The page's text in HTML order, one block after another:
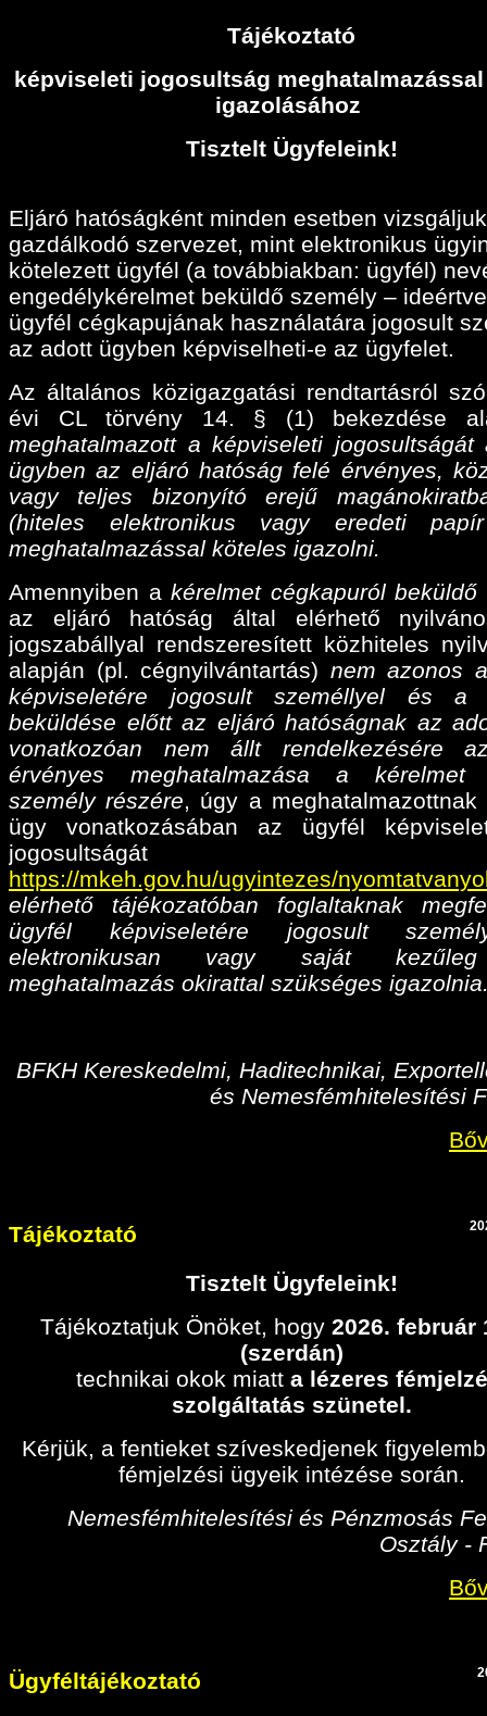
Tájékoztató
képviseleti jogosultság
igazolásához
Tisztelt Ügyfeleink!
Eljáró hatóságként minden esetben
gazdálkodó szervezet, mint elektronikus
kötelezett ügyfél (a továbbiakban: ügyfél)
engedélykérelmet beküldő személy –
ügyfél cégkapujának használatára jogosult
az adott ügyben képviselheti-e az ügyfelet.
Az általános közigazgatási rendtartásról
évi CL törvény 14. § (1) bekezdése
meghatalmazott a képviseleti jogosultságát
ügyben az eljáró hatóság felé érvényes,
vagy teljes bizonyító erejű
(hiteles elektronikus vagy eredeti
meghatalmazással köteles igazolni.
Amennyiben akérelmet cégkapuról beküldő
az eljáró hatóság által elérhető
jogszabállyal rendszeresített közhiteles
alapján (pl. cégnyilvántartás) nem azonos
képviseletére jogosult személlyel és a
beküldése előtt az eljáró hatóságnak az
vonatkozóan nem állt rendelkezésére
érvényes meghatalmazása
a kérelmet
személy részére, úgy a meghatalmazottnak
ügy vonatkozásában az ügyfél
https://mkeh.gov.hu/ugyintezes/
elérhető tájékozatóban foglaltaknak
ügyfél képviseletére jogosult
elektronikusan vagy saját
meghatalmazás okirattal szükséges
BFKH Kereskedelmi, Haditechnikai,
és Nemesfémhitelesítési
Tájékoztató
Tisztelt Ügyfeleink!
Tájékoztatjuk Önöket, hogy 2026. február
(szerdán)
technikai okok miatt a lézeres
szolgáltatás szünetel.
Kérjük, a fentieket szíveskedjenek
fémjelzési ügyeik intézése során.
Nemesfémhitelesítési és Pénzmosás
Osztály -
Ügyféltájékoztató